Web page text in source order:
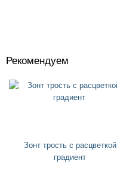
Костюмы
Круги
Матрасы
Рекомендуем
Зонт трость с расцветкой
градиент